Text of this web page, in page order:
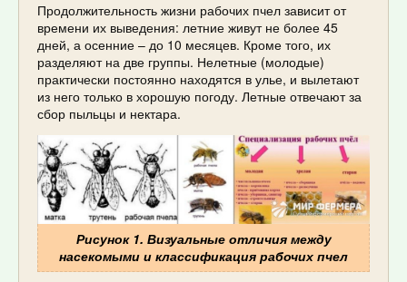
Продолжительность жизни рабочих пчел зависит от
времени их выведения: летние живут не более 45
дней, а осенние – до 10 месяцев. Кроме того, их
разделяют на две группы. Нелетные (молодые)
практически постоянно находятся в улье, и вылетают
из него только в хорошую погоду. Летные отвечают за
сбор пыльцы и нектара.
Рисунок 1. Визуальные отличия между
насекомыми и классификация рабочих пчел